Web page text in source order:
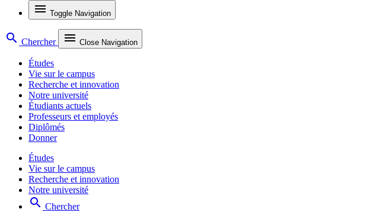
menu Toggle Navigation
search Chercher menu Close Navigation
Études
Vie sur le campus
Recherche et innovation
Notre université
Étudiants actuels
Professeurs et employés
Diplômés
Donner
Études
Vie sur le campus
Recherche et innovation
Notre université
search Chercher